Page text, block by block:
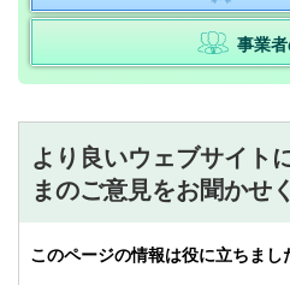
事業
より良いウェブサイト
まのご意見をお聞かせ
このページの情報は役に立ちまし